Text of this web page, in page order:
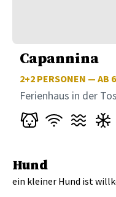
Capannina
2+2 PERSONEN — AB
Ferienhaus in der
Hund
ein kleiner Hund ist